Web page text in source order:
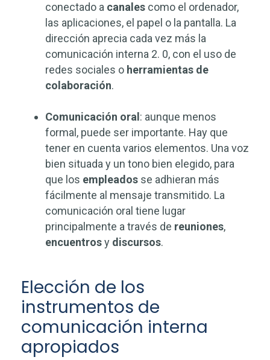
conectado a canales como el ordenador,
las aplicaciones, el papel o la pantalla. La
dirección aprecia cada vez más la
comunicación interna 2. 0, con el uso de
redes sociales o herramientas de
colaboración.
Comunicación oral : aunque menos
formal, puede ser importante. Hay que
tener en cuenta varios elementos. Una voz
bien situada y un tono bien elegido, para
que los empleados se adhieran más
fácilmente al mensaje transmitido. La
comunicación oral tiene lugar
principalmente a través de reuniones,
encuentrosy discursos.
Elección de los
instrumentos de
comunicación interna
apropiados